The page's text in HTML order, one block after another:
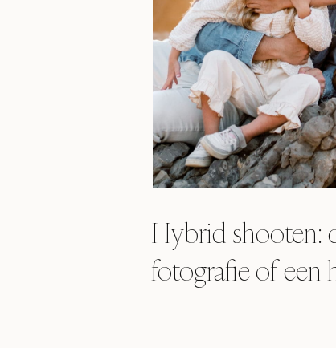
Hybrid shooten:
fotografie of een